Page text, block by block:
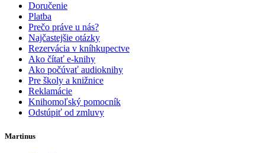
Doručenie
Platba
Prečo práve u nás?
Najčastejšie otázky
Rezervácia v kníhkupectve
Ako čítať e-knihy
Ako počúvať audioknihy
Pre školy a knižnice
Reklamácie
Knihomoľský pomocník
Odstúpiť od zmluvy
Martinus